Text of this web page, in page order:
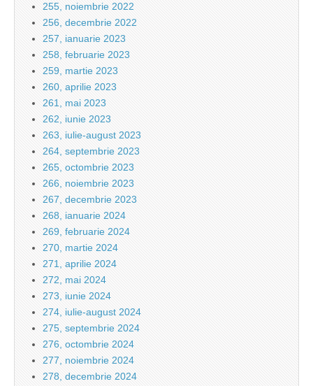
255, noiembrie 2022
256, decembrie 2022
257, ianuarie 2023
258, februarie 2023
259, martie 2023
260, aprilie 2023
261, mai 2023
262, iunie 2023
263, iulie-august 2023
264, septembrie 2023
265, octombrie 2023
266, noiembrie 2023
267, decembrie 2023
268, ianuarie 2024
269, februarie 2024
270, martie 2024
271, aprilie 2024
272, mai 2024
273, iunie 2024
274, iulie-august 2024
275, septembrie 2024
276, octombrie 2024
277, noiembrie 2024
278, decembrie 2024